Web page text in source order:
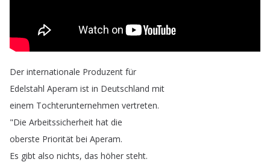
Der internationale Produzent für
Edelstahl Aperam ist in Deutschland mit
einem Tochterunternehmen vertreten.
"Die Arbeitssicherheit hat die
oberste Priorität bei Aperam.
Es gibt also nichts, das höher steht.